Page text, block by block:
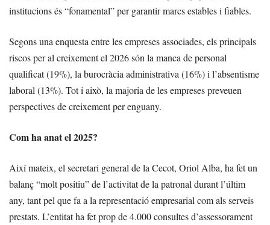
institucions és “fonamental” per garantir marcs estables i fiables.
Segons una enquesta entre les empreses associades, els principals
riscos per al creixement el 2026 són la manca de personal
qualificat (19%), la burocràcia administrativa (16%) i l’absentisme
laboral (13%). Tot i això, la majoria de les empreses preveuen
perspectives de creixement per enguany.
Com ha anat el 2025?
Així mateix, el secretari general de la Cecot, Oriol Alba, ha fet un
balanç “molt positiu” de l’activitat de la patronal durant l’últim
any, tant pel que fa a la representació empresarial com als serveis
prestats. L’entitat ha fet prop de 4.000 consultes d’assessorament